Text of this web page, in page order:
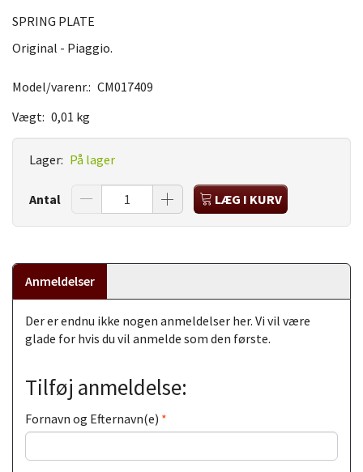
SPRING PLATE
Original - Piaggio.
Model/varenr.: CM017409
Vægt: 0,01 kg
Lager: På lager
Antal LÆG I KURV
Anmeldelser
Der er endnu ikke nogen anmeldelser her. Vi vil være
glade for hvis du vil anmelde som den første.
Tilføj anmeldelse:
Fornavn og Efternavn(e)